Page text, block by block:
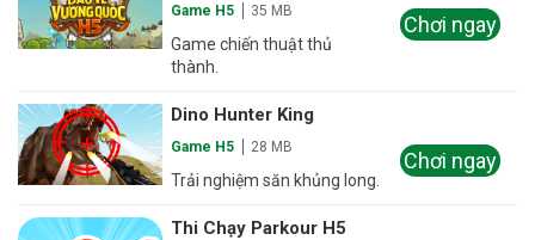
Game H5 35 MB
Game chiến thuật thủ
thành.
Chơi ngay
Dino Hunter King
Game H5 28 MB
Trải nghiệm săn khủng long.
Chơi ngay
Thi Chạy Parkour H5